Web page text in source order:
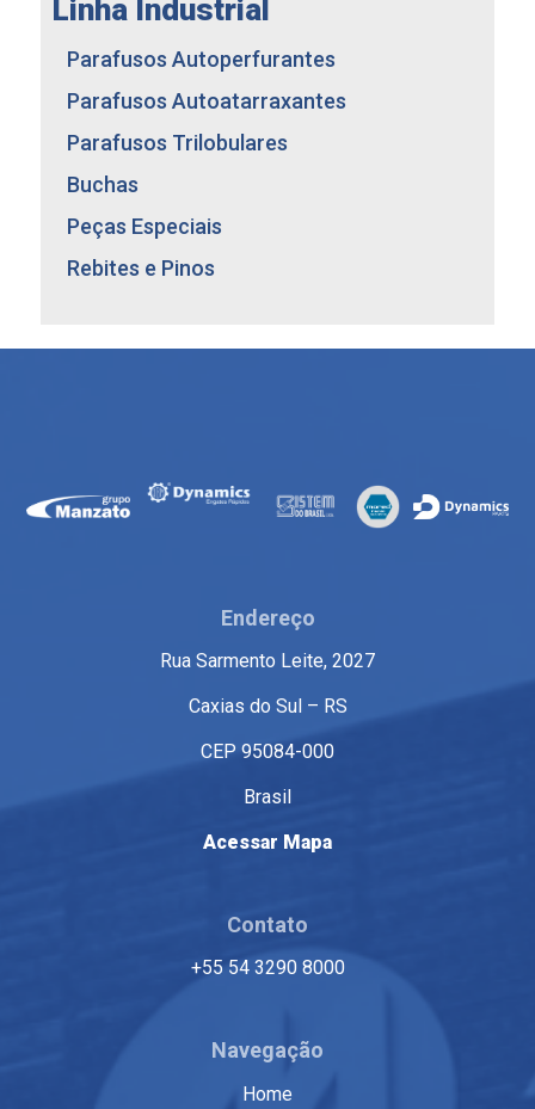
LINHA TIPO ASA
Linha Industrial
Parafusos Autoperfurantes
Parafusos Autoatarraxantes
Parafusos Trilobulares
Buchas
Peças Especiais
Rebites e Pinos
Endereço
Rua Sarmento Leite, 2027
Caxias do Sul – RS
CEP 95084-000
Brasil
Acessar Mapa
Contato
+55 54 3290 8000
Navegação
Home